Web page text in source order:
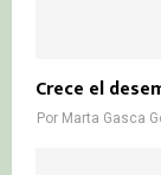
Crece el
Por Marta Gasca